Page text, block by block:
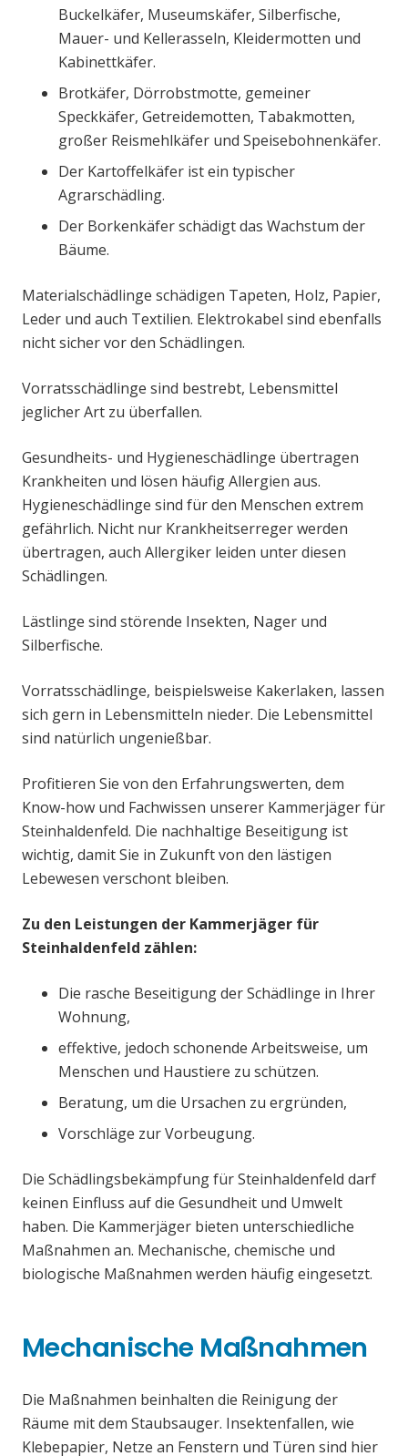
Buckelkäfer, Museumskäfer, Silberfische,
Mauer- und Kellerasseln, Kleidermotten und
Kabinettkäfer.
Brotkäfer, Dörrobstmotte, gemeiner
Speckkäfer, Getreidemotten, Tabakmotten,
großer Reismehlkäfer und Speisebohnenkäfer.
Der Kartoffelkäfer ist ein typischer
Agrarschädling.
Der Borkenkäfer schädigt das Wachstum der
Bäume.
Materialschädlinge schädigen Tapeten, Holz, Papier,
Leder und auch Textilien. Elektrokabel sind ebenfalls
nicht sicher vor den Schädlingen.
Vorratsschädlinge sind bestrebt, Lebensmittel
jeglicher Art zu überfallen.
Gesundheits- und Hygieneschädlinge übertragen
Krankheiten und lösen häufig Allergien aus.
Hygieneschädlinge sind für den Menschen extrem
gefährlich. Nicht nur Krankheitserreger werden
übertragen, auch Allergiker leiden unter diesen
Schädlingen.
Lästlinge sind störende Insekten, Nager und
Silberfische.
Vorratsschädlinge, beispielsweise Kakerlaken, lassen
sich gern in Lebensmitteln nieder. Die Lebensmittel
sind natürlich ungenießbar.
Profitieren Sie von den Erfahrungswerten, dem
Know-how und Fachwissen unserer Kammerjäger für
Steinhaldenfeld. Die nachhaltige Beseitigung ist
wichtig, damit Sie in Zukunft von den lästigen
Lebewesen verschont bleiben.
Zu den Leistungen der Kammerjäger für
Steinhaldenfeld zählen:
Die rasche Beseitigung der Schädlinge in Ihrer
Wohnung,
effektive, jedoch schonende Arbeitsweise, um
Menschen und Haustiere zu schützen.
Beratung, um die Ursachen zu ergründen,
Vorschläge zur Vorbeugung.
Die Schädlingsbekämpfung für Steinhaldenfeld darf
keinen Einfluss auf die Gesundheit und Umwelt
haben. Die Kammerjäger bieten unterschiedliche
Maßnahmen an. Mechanische, chemische und
biologische Maßnahmen werden häufig eingesetzt.
Mechanische Maßnahmen
Die Maßnahmen beinhalten die Reinigung der
Räume mit dem Staubsauger. Insektenfallen, wie
Klebepapier, Netze an Fenstern und Türen sind hier